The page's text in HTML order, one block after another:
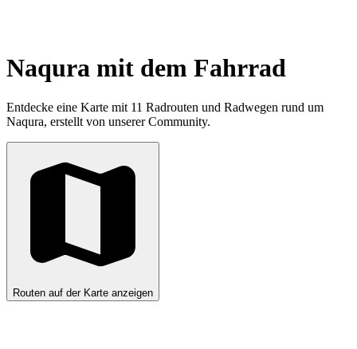
Naqura mit dem Fahrrad
Entdecke eine Karte mit 11 Radrouten und Radwegen rund um
Naqura, erstellt von unserer Community.
Routen auf der Karte anzeigen